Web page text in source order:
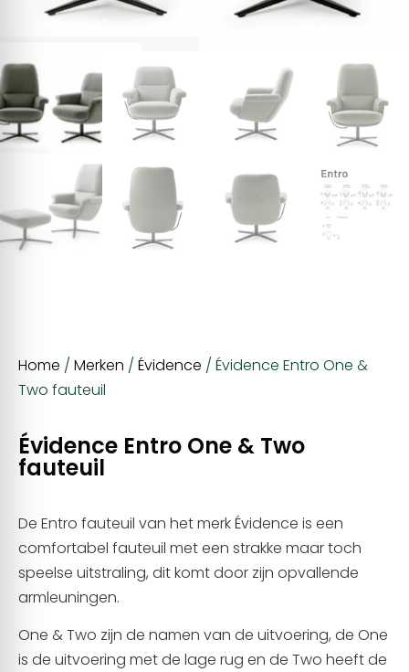
Home / Merken / Évidence / Évidence Entro One &
Two fauteuil
Évidence Entro One & Two
fauteuil
De Entro fauteuil van het merk Évidence is een
comfortabel fauteuil met een strakke maar toch
speelse uitstraling, dit komt door zijn opvallende
armleuningen.
One & Two zijn de namen van de uitvoering, de One
is de uitvoering met de lage rug en de Two heeft de